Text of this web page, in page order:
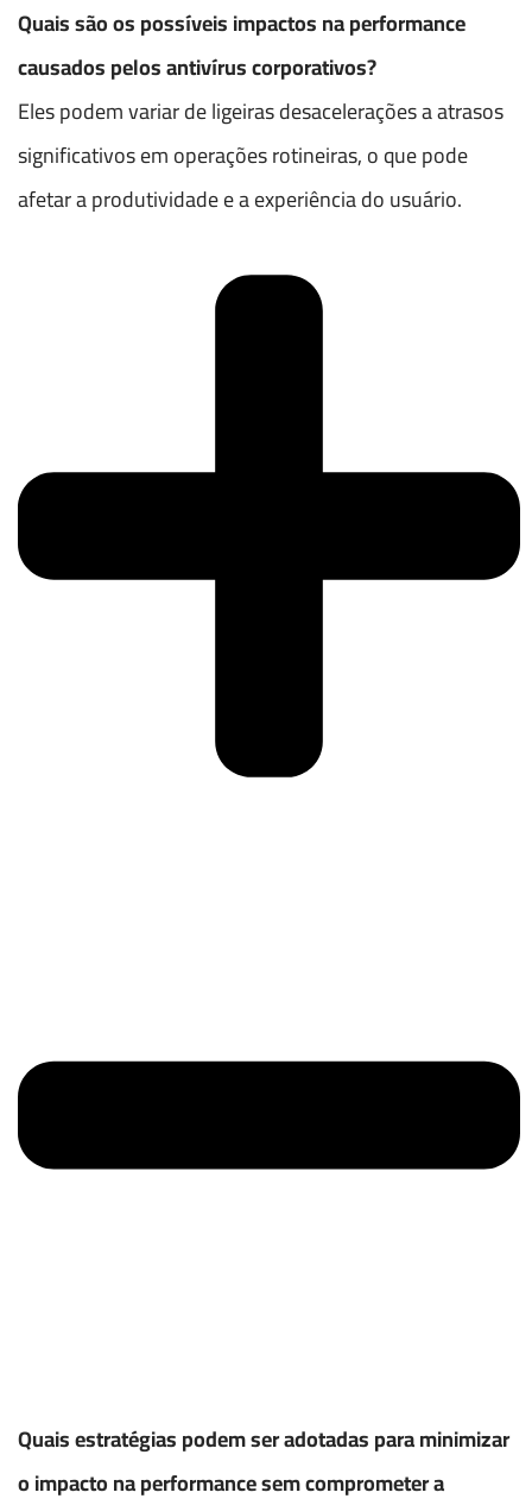
Quais são os possíveis impactos na performance
causados pelos antivírus corporativos?
Eles podem variar de ligeiras desacelerações a atrasos
significativos em operações rotineiras, o que pode
afetar a produtividade e a experiência do usuário.
Quais estratégias podem ser adotadas para minimizar
o impacto na performance sem comprometer a